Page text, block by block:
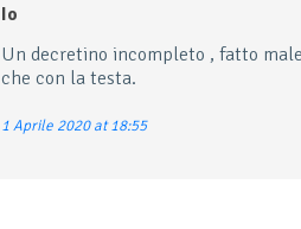
Io
Un decretino incompleto , fatto
che con la testa.
1 Aprile 2020 at 18:55